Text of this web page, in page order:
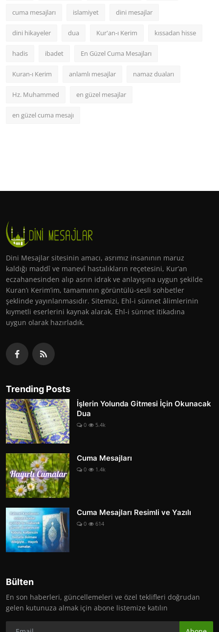
cuma mesajları islamiyet dini mesajlar
dini hikayeler dua Kur'an-ı Kerim kıssadan hisse
hadis ibadet En Güzel Cuma Mesajları
Kuran-ı Kerim anlamlı mesajlar namaz duaları
Hz. Muhammed en güzel mesajlar
en güzel cuma mesajı
Dini Mesajlar sitesinin amacı, asrımız insanının maruz
kaldığı maddî ve manevî hastalıkların reçetesini, Kur’an
eczahanesinden alıp asrın idrak ve anlayışına uygun şekilde
Kuran’ı Kerim’im, tamamının görüntülü-sesli sohbetler
şeklinde yayınlanmasıdır. Sitemizi, Ehl-i sünnet âlimlerinin
kıymetli eserlerini kaynak alarak, Ehl-i sünnet itikadına
uygun olarak hazırladık.
Trending Posts
İşlerin Yolunda Gitmesi İçin Okunacak
Dua
0 5.4k
Cuma Mesajları
0 1.4k
Cuma Mesajları Resimli ve Yazılı
0 614
Bülten
En son haberleri, güncellemeleri ve özel teklifleri doğrudan
gelen kutunuza almak için abone listemize katılın